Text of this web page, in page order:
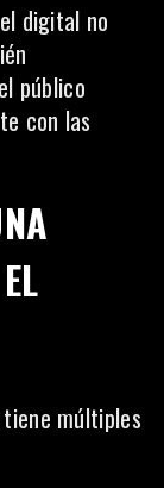
digital no
público
con las
múltiples